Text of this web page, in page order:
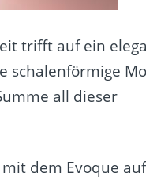
trifft auf ein
schalenförmige
all dieser
dem Evoque